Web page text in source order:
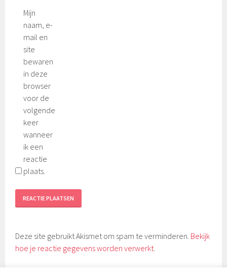
Mijn
naam, e-
mail en
site
bewaren
in deze
browser
voor de
volgende
keer
wanneer
ik een
reactie
plaats.
Deze site gebruikt Akismet om spam te verminderen. Bekijk
hoe je reactie gegevens worden verwerkt.